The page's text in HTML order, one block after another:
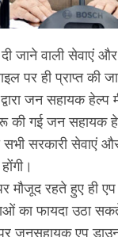
दी जाने वाली सेवाएं
पर ही प्राप्त
जन सहायक
की गई जन सहायक
सरकारी सेवाएं
मौजूद रहते हुए ही
का फायदा उठा